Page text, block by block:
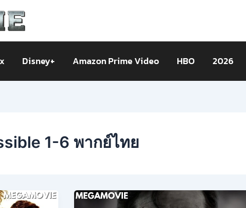
Disney+ Amazon Prime Video HBO 2026
1-6 พากย์ไทย